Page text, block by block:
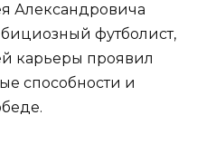
Александровича
футболист,
карьеры проявил
способности и